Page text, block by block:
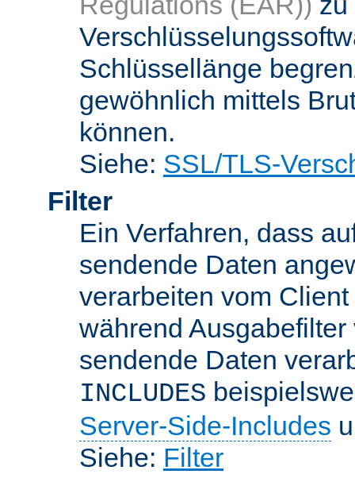
Schlüssellänge
gewöhnlich mittels
können.
Siehe: SSL/TLS-
Filter
Ein Verfahren, dass
sendende Daten
verarbeiten vom
während
sendende Daten
INCLUDES
Server-Side-Includes
Siehe: Filter